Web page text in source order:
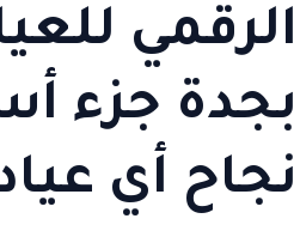
الرقمي
بجدة جزء
نجاح أي